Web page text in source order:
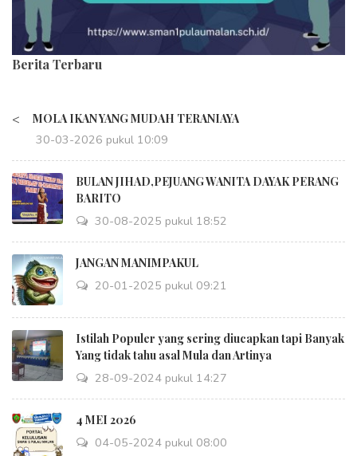
Berita Terbaru
< MOLA IKAN YANG MUDAH TERANIAYA
30-03-2026 pukul 10:09
BULAN JIHAD,PEJUANG WANITA DAYAK PERANG
BARITO
30-08-2025 pukul 18:52
JANGAN MANIMPAKUL
20-01-2025 pukul 09:21
Istilah Populer yang sering diucapkan tapi Banyak
Yang tidak tahu asal Mula dan Artinya
28-09-2024 pukul 14:27
4 MEI 2026
04-05-2024 pukul 08:00